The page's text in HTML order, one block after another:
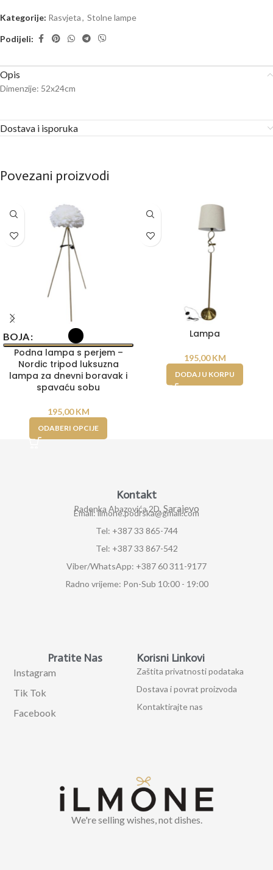
Kategorije: Rasvjeta, Stolne lampe
Podijeli:
Opis
Dimenzije: 52x24cm
Dostava i isporuka
Povezani proizvodi
BOJA
Podna lampa s perjem –
Nordic tripod luksuzna
lampa za dnevni boravak i
spavaću sobu
195,00KM
ODABERI OPCIJE
Lampa
195,00KM
DODAJ U KORPU
We're selling wishes, not dishes.
Korisni Linkovi
Zaštita privatnosti podataka
Dostava i povrat proizvoda
Kontaktirajte nas
Pratite Nas
Instagram
Tik Tok
Facebook
Kontakt
Radenka Abazovića 2D, Sarajevo
Email: ilmone.podrska@gmail.com
Tel: +387 33 865-744
Tel: +387 33 867-542
Viber/WhatsApp: +387 60 311-9177
Radno vrijeme: Pon-Sub 10:00 - 19:00